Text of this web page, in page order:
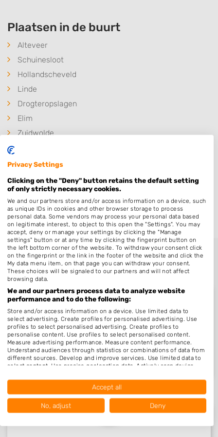
Plaatsen in de buurt
Alteveer
Schuinesloot
Hollandscheveld
Linde
Drogteropslagen
Elim
Zuidwolde
Noordscheschut
Hoogeveen
Nieuweroord
Nieuwlande
Nieuw in Kerkenveld
Nog geen statistieken beschikbaar.
Privacy Settings
Clicking on the "Deny" button retains the default setting
of only strictly necessary cookies.
We and our partners store and/or access information on a device, such
as unique IDs in cookies and other browser storage to process
personal data. Some vendors may process your personal data based
on legitimate interest, to object to this open the "Settings". You may
accept, deny or manage your settings by clicking the "Manage
settings" button or at any time by clicking the fingerprint button on
the left bottom corner of the website. To withdraw your consent click
on the fingerprint or the link in the footer of the website and click the
My data menu item, on that page you can withdraw your consent.
These choices will be signaled to our partners and will not affect
browsing data.
We and our partners process data to analyze website
performance and to do the following:
Store and/or access information on a device. Use limited data to
select advertising. Create profiles for personalised advertising. Use
profiles to select personalised advertising. Create profiles to
personalise content. Use profiles to select personalised content.
Measure advertising performance. Measure content performance.
Understand audiences through statistics or combinations of data from
different sources. Develop and improve services. Use limited data to
select content. Use precise geolocation data. Actively scan device
Data may be shared outside of the European Union and send to the
Your consent and the cookie policy applies solely to this website/app.
View Partner List (1016 IAB Vendors)
We use your data for the following purposes:
Accept all
No, adjust Deny